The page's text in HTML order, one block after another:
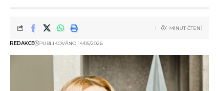
REDAKCE PUBLIKOVÁNO 14/05/2026
1 MINUT ČTENÍ